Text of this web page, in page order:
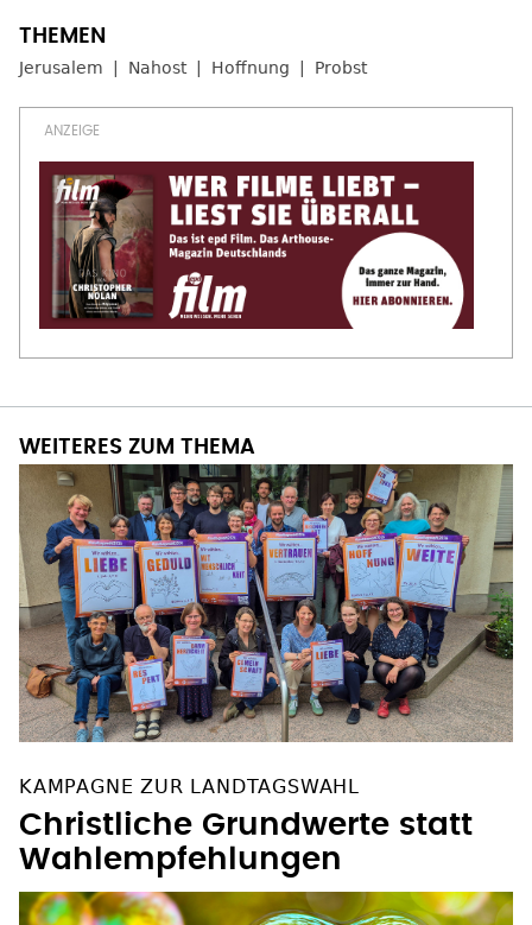
Jerusalem Nahost Hoffnung Probst
WEITERES ZUM THEMA
KAMPAGNE ZUR LANDTAGSWAHL
Christliche Grundwerte statt
Wahlempfehlungen